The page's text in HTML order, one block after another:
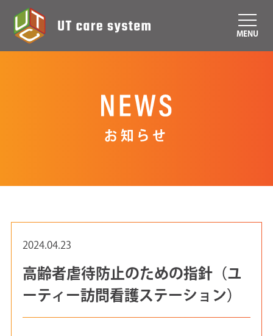
MENU
お知らせ
2024.04.23
高齢者虐待防止のための指針（ユ
ーティー訪問看護ステーション）